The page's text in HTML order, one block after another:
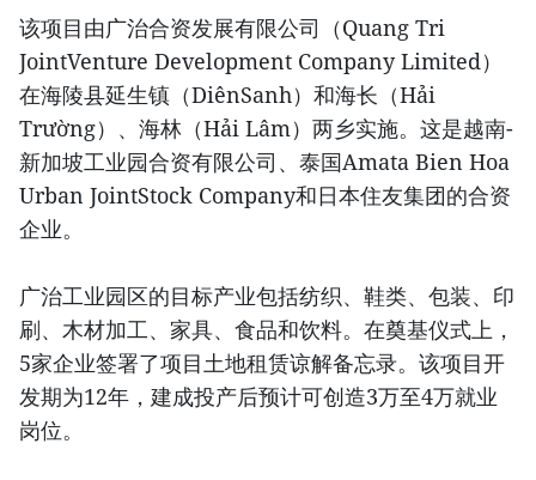
该项目由广治合资发展有限公司（Quang Tri
JointVenture Development Company Limited）
在海陵县延生镇（DiênSanh）和海长（Hải
Trường）、海林（Hải Lâm）两乡实施。这是越南-
新加坡工业园合资有限公司、泰国Amata Bien Hoa
Urban JointStock Company和日本住友集团的合资
企业。
广治工业园区的目标产业包括纺织、鞋类、包装、印
刷、木材加工、家具、食品和饮料。在奠基仪式上，
5家企业签署了项目土地租赁谅解备忘录。该项目开
发期为12年，建成投产后预计可创造3万至4万就业
岗位。